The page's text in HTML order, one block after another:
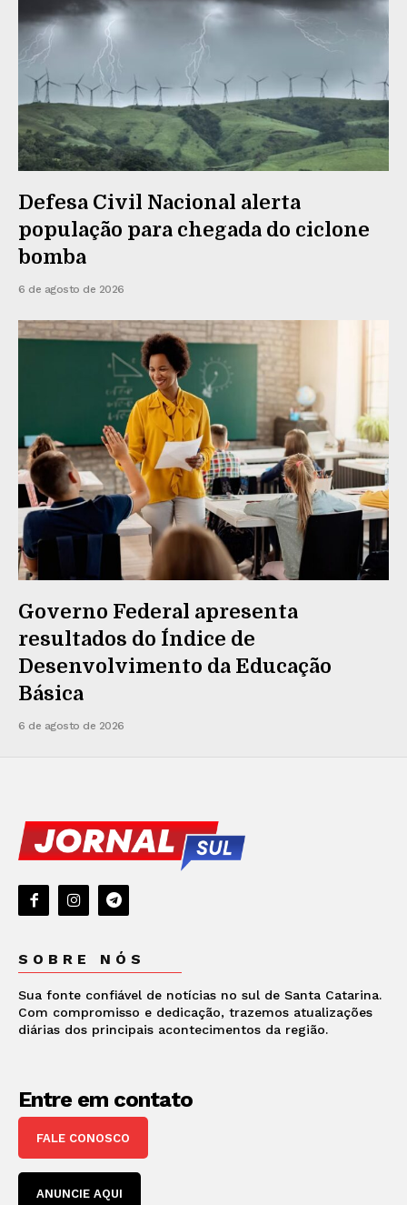
Defesa Civil Nacional alerta
população para chegada do ciclone
bomba
6 de agosto de 2026
Governo Federal apresenta
resultados do Índice de
Desenvolvimento da Educação
Básica
6 de agosto de 2026
SOBRE NÓS
Sua fonte confiável de notícias no sul de Santa Catarina.
Com compromisso e dedicação, trazemos atualizações
diárias dos principais acontecimentos da região.
Entre em contato
FALE CONOSCO
ANUNCIE AQUI